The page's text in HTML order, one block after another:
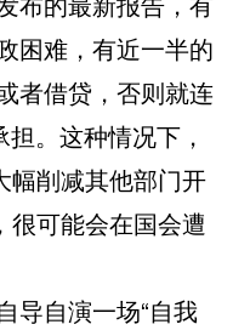
困难，有近一半的
者借贷，否则就连
。这种情况下，
幅削减其他部门开
很可能会在国会遭
自演一场“自我